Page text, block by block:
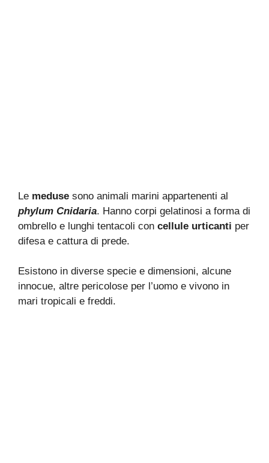
Le meduse sono animali marini appartenenti al
phylum Cnidaria. Hanno corpi gelatinosi a forma di
ombrello e lunghi tentacoli con cellule urticanti per
difesa e cattura di prede.
Esistono in diverse specie e dimensioni, alcune
innocue, altre pericolose per l’uomo e vivono in
mari tropicali e freddi.